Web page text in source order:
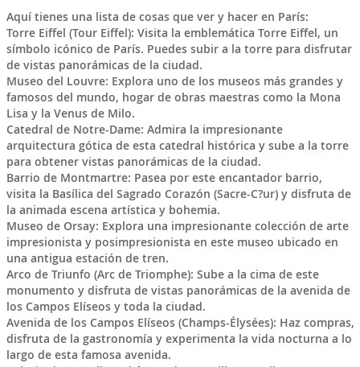
Aquí tienes una lista de cosas que ver y hacer en París:
Torre Eiffel (Tour Eiffel): Visita la emblemática Torre Eiffel, un
símbolo icónico de París. Puedes subir a la torre para disfrutar
de vistas panorámicas de la ciudad.
Museo del Louvre: Explora uno de los museos más grandes y
famosos del mundo, hogar de obras maestras como la Mona
Lisa y la Venus de Milo.
Catedral de Notre-Dame: Admira la impresionante
arquitectura gótica de esta catedral histórica y sube a la torre
para obtener vistas panorámicas de la ciudad.
Barrio de Montmartre: Pasea por este encantador barrio,
visita la Basílica del Sagrado Corazón (Sacre-C?ur) y disfruta de
la animada escena artística y bohemia.
Museo de Orsay: Explora una impresionante colección de arte
impresionista y posimpresionista en este museo ubicado en
una antigua estación de tren.
Arco de Triunfo (Arc de Triomphe): Sube a la cima de este
monumento y disfruta de vistas panorámicas de la avenida de
los Campos Elíseos y toda la ciudad.
Avenida de los Campos Elíseos (Champs-Élysées): Haz compras,
disfruta de la gastronomía y experimenta la vida nocturna a lo
largo de esta famosa avenida.